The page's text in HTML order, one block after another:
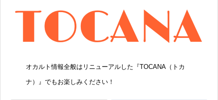
オカルト情報全般はリニューアルした『TOCANA（トカ
ナ） 』でもお楽しみください！